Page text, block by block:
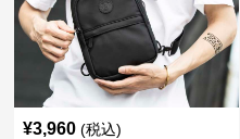
¥3,960 (税込)